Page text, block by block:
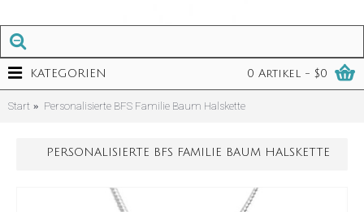
0 Artikel - $0
KATEGORIEN
Start Personalisierte BFS Familie Baum Halskette
PERSONALISIERTE BFS FAMILIE BAUM HALSKETTE